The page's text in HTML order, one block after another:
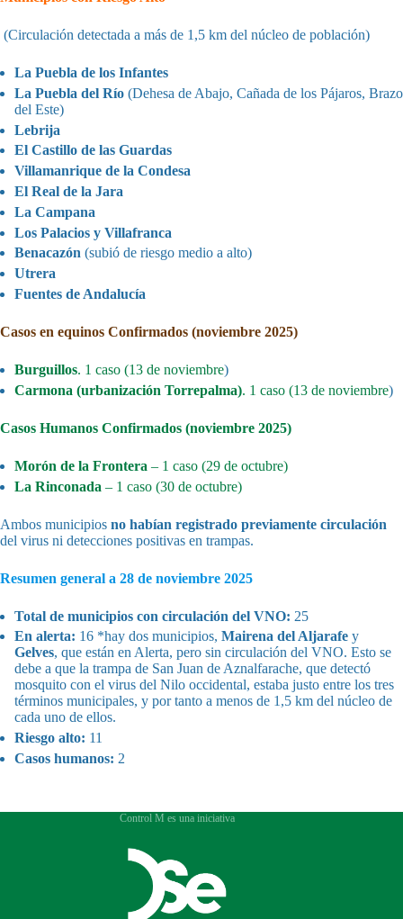
(Circulación detectada a más de 1,5 km del núcleo de población)
La Puebla de los Infantes
La Puebla del Río (Dehesa de Abajo, Cañada de los Pájaros, Brazo
del Este)
Lebrija
El Castillo de las Guardas
Villamanrique de la Condesa
El Real de la Jara
La Campana
Los Palacios y Villafranca
Benacazón (subió de riesgo medio a alto)
Utrera
Fuentes de Andalucía
Casos en equinos Confirmados (noviembre 2025)
Burguillos. 1 caso (13 de noviembre)
Carmona (urbanización Torrepalma). 1 caso (13 de noviembre)
Casos Humanos Confirmados (noviembre 2025)
Morón de la Frontera – 1 caso (29 de octubre)
La Rinconada – 1 caso (30 de octubre)
Ambos municipios no habían registrado previamente circulación
del virus ni detecciones positivas en trampas.
Resumen general a 28 de noviembre 2025
Total de municipios con circulación del VNO: 25
En alerta: 16 *hay dos municipios, Mairena del Aljarafe y
Gelves, que están en Alerta, pero sin circulación del VNO. Esto se
debe a que la trampa de San Juan de Aznalfarache, que detectó
mosquito con el virus del Nilo occidental, estaba justo entre los tres
términos municipales, y por tanto a menos de 1,5 km del núcleo de
cada uno de ellos.
Riesgo alto: 11
Casos humanos: 2
Control M es una iniciativa